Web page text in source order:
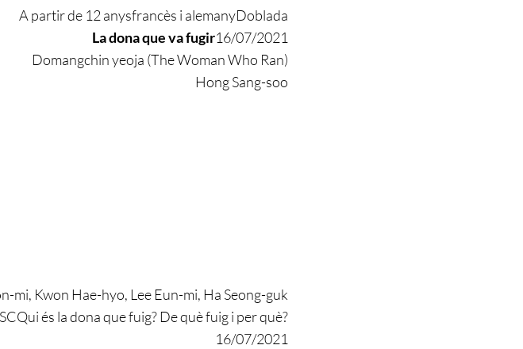
Doblada
francès i alemany
A partir de 12 anys
16/07/2021
La dona que va fugir
Domangchin yeoja (The Woman Who Ran)
Hong Sang-soo
mi, Kwon Hae-hyo, Lee Eun-mi, Ha Seong-guk
Qui és la dona que fuig? De què fuig i per què?
16/07/2021